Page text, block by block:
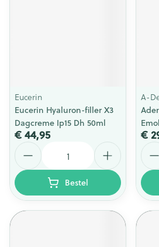
Eucerin
Eucerin Hyaluron-filler X3
Dagcreme Ip15 Dh 50ml
€ 44,95
Bestel
A-
€